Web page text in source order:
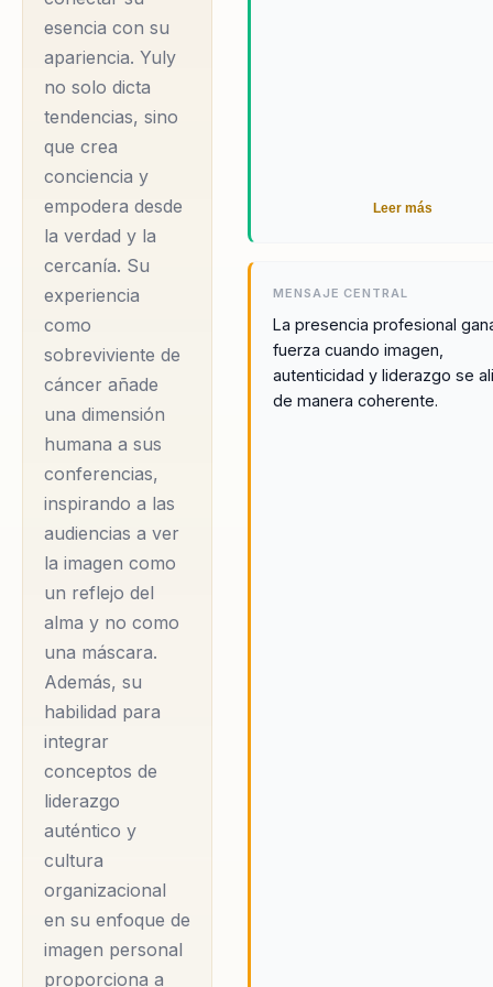
CIP, el más alto nivel
en la industria de la
imagen, lo que avala
su experiencia y
credibilidad en el
campo. Su historia
personal como
sobreviviente de
cáncer añade una
dimensión humana y
resiliente a sus
conferencias,
inspirando a las
audiencias a ver la
imagen no como una
máscara, sino como
un reflejo del alma.
Sus conferencias
abarcan temas como
la imagen personal
con propósito, la
comunicación de
impacto y el
empoderamiento
femenino desde la
autenticidad. Yuly
convierte la imagen en
una herramienta
estratégica de alto
impacto, conectando
esencia con su
apariencia. Yuly
no solo dicta
tendencias, sino
que crea
conciencia y
empodera desde
la verdad y la
cercanía. Su
experiencia
como
sobreviviente de
cáncer añade
una dimensión
humana a sus
conferencias,
inspirando a las
audiencias a ver
la imagen como
un reflejo del
alma y no como
una máscara.
Además, su
habilidad para
integrar
conceptos de
liderazgo
auténtico y
cultura
organizacional
en su enfoque de
imagen personal
proporciona a
Leer más
MENSAJE CENTRAL
La presencia profesional
fuerza cuando imagen,
autenticidad y liderazgo se
de manera coherente.